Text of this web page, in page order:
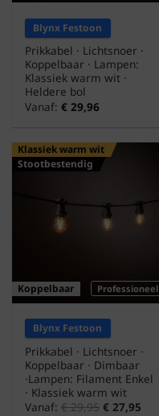
Blynx Festoon
Prikkabel · Lichtsnoer ·
Koppelbaar · Lampen:
Klassiek warm wit ·
Heldere bol
Vanaf:€ 29,96
Professioneel
Klassiek warm wit
Stootbestendig
Koppelbaar
Blynx Festoon
Prikkabel · Lichtsnoer ·
Koppelbaar · Dimbaar
·Lampen: Filament Enkel
· Klassiek warm wit
Vanaf:€29,95 € 27,95